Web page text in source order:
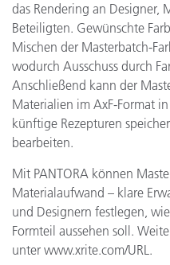
das Rendering an Designer,
Beteiligten. Gewünschte
Mischen der Masterbatch-
wodurch Ausschuss durch
Anschließend kann der
Materialien im AxF-Format
künftige Rezepturen
bearbeiten.
Mit PANTORA können
Materialaufwand – klare
und Designern festlegen,
Formteil aussehen soll.
unter www.xrite.com/URL.